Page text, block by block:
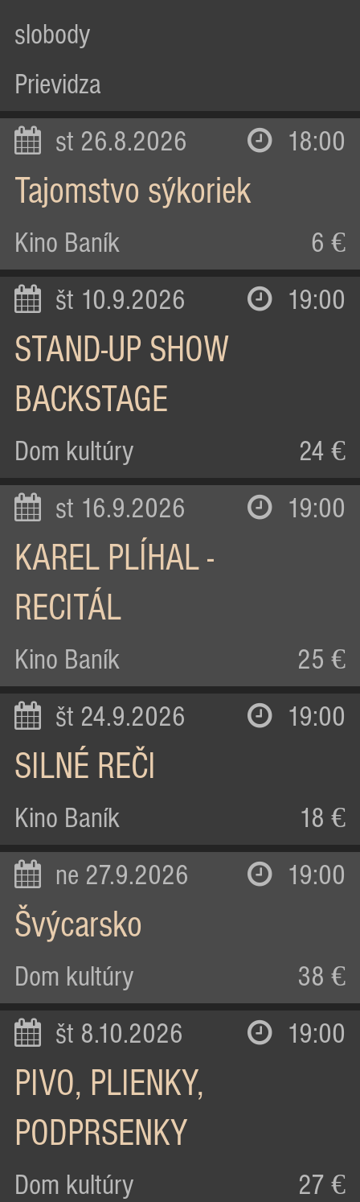
slobody
Prievidza
st 26.8.2026 18:00
Tajomstvo sýkoriek
Kino Baník 6 €
št 10.9.2026 19:00
STAND-UP SHOW
BACKSTAGE
Dom kultúry 24 €
st 16.9.2026 19:00
KAREL PLÍHAL -
RECITÁL
Kino Baník 25 €
št 24.9.2026 19:00
SILNÉ REČI
Kino Baník 18 €
ne 27.9.2026 19:00
Švýcarsko
Dom kultúry 38 €
št 8.10.2026 19:00
PIVO, PLIENKY,
PODPRSENKY
Dom kultúry 27 €